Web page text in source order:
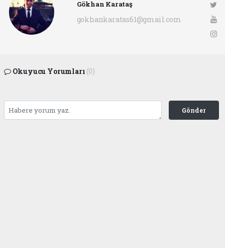
Gökhan Karataş
gokhankaratas61@gmail.com
Okuyucu Yorumları (0)
Gönder